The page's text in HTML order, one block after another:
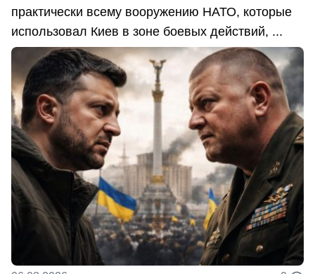
практически всему вооружению НАТО, которые
использовал Киев в зоне боевых действий, ...